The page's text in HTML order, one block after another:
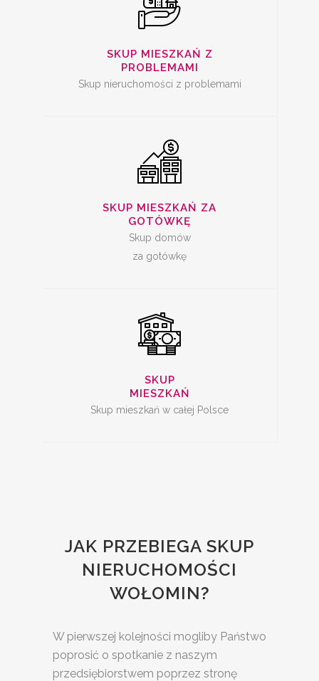
SKUP MIESZKAŃ Z
PROBLEMAMI
Skup nieruchomości z problemami
SKUP MIESZKAŃ ZA
GOTÓWKĘ
Skup domów
za gotówkę
SKUP
NIERUCHOMOŚCI ZA
GOTÓWKĘ
SKUP
MIESZKAŃ
Skup mieszkań w całej Polsce
SKUP MIESZKAŃ
JAK PRZEBIEGA SKUP
NIERUCHOMOŚCI
WOŁOMIN?
W pierwszej kolejności mogliby Państwo
poprosić o spotkanie z naszym
przedsiębiorstwem poprzez stronę